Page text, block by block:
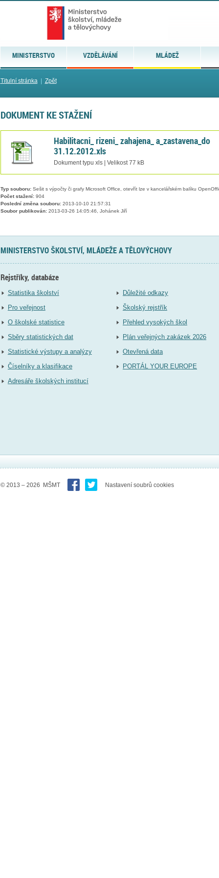
MINISTERSTVO VZDĚLÁVÁNÍ MLÁDEŽ
Titulní stránka| Zpět
DOKUMENT KE STAŽENÍ
Habilitacni_ rizeni_ zahajena_ a_zastavena_do
31.12.2012.xls
Dokument typu xls | Velikost 77 kB
Typ souboru:Sešit s výpočty či grafy Microsoft Office, otevřít lze v kancelářském balíku
Počet stažení:904
Poslední změna souboru:2013-10-10 21:57:31
Soubor publikován:2013-03-26 14:05:46, Johánek Jiří
MINISTERSTVO ŠKOLSTVÍ, MLÁDEŽE A TĚLOVÝCHOVY
Rejstříky, databáze
Statistika školství
Pro veřejnost
O školské statistice
Sběry statistických dat
Statistické výstupy a analýzy
Číselníky a klasifikace
Adresáře školských institucí
Důležité odkazy
Školský rejstřík
Přehled vysokých škol
Plán veřejných zakázek 2026
Otevřená data
PORTÁL YOUR EUROPE
© 2013 – 2026 MŠMT Nastavení soubrů cookies